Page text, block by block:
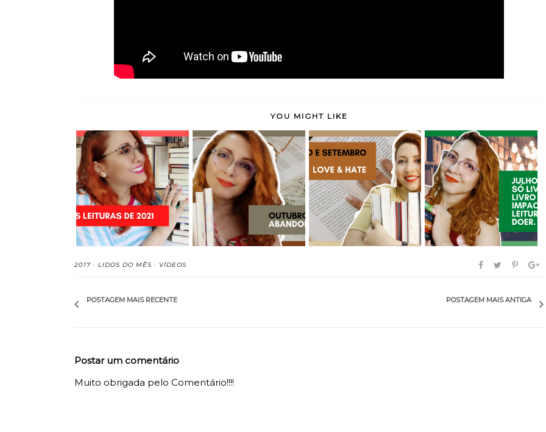
YOU MIGHT LIKE
Leituras Novembro e
Dezembro de 202...
Leituras de Outubro de
2021
Leituras de Agosto e
Setembro de 20...
Leituras de Julho de
2021
2017 · LIDOS DO MÊS · VÍDEOS
POSTAGEM MAIS RECENTE POSTAGEM MAIS ANTIGA
Postar um comentário
Muito obrigada pelo Comentário!!!!